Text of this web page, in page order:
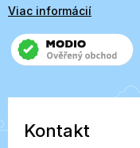
Viac informácií
Kontakt